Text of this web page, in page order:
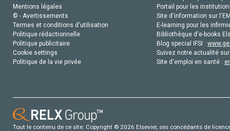
Mentions légales
© - Avertissements
Termes et conditions d'utilisation
Politique rédactionnelle
Politique publicitaire
Cookie settings
Politique de la vie privée
Portail pour les
Site d'information sur
E-learning pour les
Bibliothèque d'e-books
Blog special IFSI :
Suivez notre actualité
Site d'emploi en santé :
Tout le contenu de ce site: Copyright © 2026 Elsevier, ses concédants de